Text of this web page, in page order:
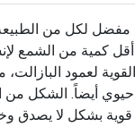
لكل من
كمية من الشمع
القوية لعمود
أيضاً. الشكل
قوية بشكل لا